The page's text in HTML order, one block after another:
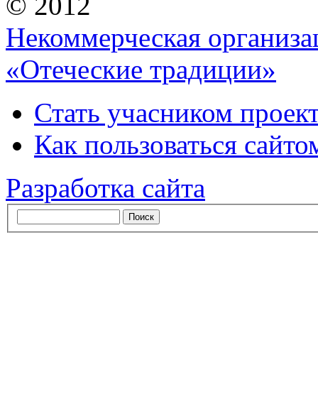
Некоммерческая
«Отеческие традиции»
Стать учасником
Как пользоваться
Разработка сайта